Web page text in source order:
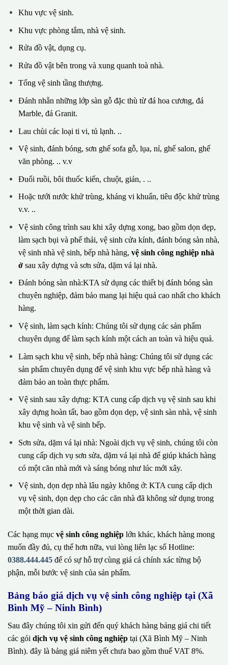
Khu vực vệ sinh.
Khu vực phòng tắm, nhà vệ sinh.
Rửa đồ vật, dụng cụ.
Rửa đồ vật bên trong và xung quanh toà nhà.
Tổng vệ sinh tầng thượng.
Đánh nhẵn những lớp sàn gỗ đặc thù từ đá hoa cương, đá
Marble, đá Granit.
Lau chùi các loại ti vi, tủ lạnh. ..
Vệ sinh, đánh bóng, sơn ghế sofa gỗ, lụa, nỉ, ghế salon, ghế
văn phòng. .. v.v
Đuổi ruồi, bôi thuốc kiến, chuột, gián, . ..
Hoặc tưới nước khử trùng, kháng vi khuẩn, tiêu độc khử trùng
v.v. ..
Vệ sinh công trình sau khi xây dựng xong, bao gồm dọn dẹp,
làm sạch bụi và phế thải, vệ sinh cửa kính, đánh bóng sàn nhà,
vệ sinh nhà vệ sinh, bếp nhà hàng, vệ sinh công nghiệp nhà
ởsau xây dựng và sơn sửa, dặm vá lại nhà.
Đánh bóng sàn nhà:KTA sử dụng các thiết bị đánh bóng sàn
chuyên nghiệp, đảm bảo mang lại hiệu quả cao nhất cho khách
hàng.
Vệ sinh, làm sạch kính: Chúng tôi sử dụng các sản phẩm
chuyên dụng để làm sạch kính một cách an toàn và hiệu quả.
Làm sạch khu vệ sinh, bếp nhà hàng: Chúng tôi sử dụng các
sản phẩm chuyên dụng để vệ sinh khu vực bếp nhà hàng và
đảm bảo an toàn thực phẩm.
Vệ sinh sau xây dựng: KTA cung cấp dịch vụ vệ sinh sau khi
xây dựng hoàn tất, bao gồm dọn dẹp, vệ sinh sàn nhà, vệ sinh
khu vệ sinh và vệ sinh bếp.
Sơn sửa, dặm vá lại nhà: Ngoài dịch vụ vệ sinh, chúng tôi còn
cung cấp dịch vụ sơn sửa, dặm vá lại nhà để giúp khách hàng
có một căn nhà mới và sáng bóng như lúc mới xây.
Vệ sinh, dọn dẹp nhà lâu ngày không ở: KTA cung cấp dịch
vụ vệ sinh, dọn dẹp cho các căn nhà đã không sử dụng trong
một thời gian dài.
Các hạng mục vệ sinh công nghiệp lớn khác, khách hàng mong
muốn đầy đủ, cụ thể hơn nữa, vui lòng liên lạc số Hotline:
0388.444.445 để có sự hỗ trợ cùng giá cả chính xác từng bộ
phận, mỗi bước vệ sinh của sản phẩm.
Bảng báo giá dịch vụ vệ sinh công nghiệp tại (Xã
Bình Mỹ – Ninh Bình)
Sau đây chúng tôi xin gửi đến quý khách hàng bảng giá chi tiết
các gói dịch vụ vệ sinh công nghiệp tại (Xã Bình Mỹ – Ninh
Bình). đây là bảng giá niêm yết chưa bao gồm thuế VAT 8%.